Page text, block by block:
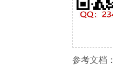
参考文档：